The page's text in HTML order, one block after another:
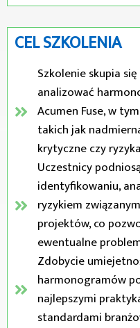
CEL SZKOLENIA
Szkolenie skupia
analizować
Acumen Fuse, w
takich jak
krytyczne czy
Uczestnicy
identyfikowaniu,
ryzykiem
projektów, co
ewentualne
Zdobycie
harmonogramów
najlepszymi
standardami